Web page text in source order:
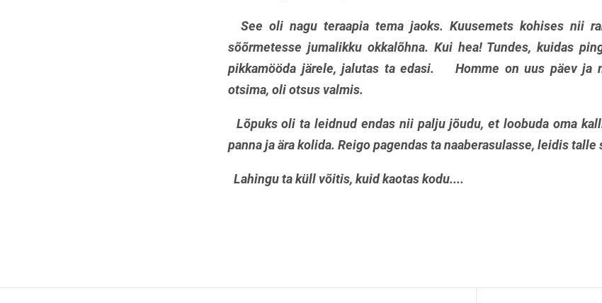
See oli nagu teraapia tema jaoks. Kuusemets kohises nii
sõõrmetesse jumalikku okkalõhna. Kui hea! Tundes, kuidas
pikkamööda järele, jalutas ta edasi. Homme on uus päev ja
otsima, oli otsus valmis.
Lõpuks oli ta leidnud endas nii palju jõudu, et loobuda oma
panna ja ära kolida. Reigo pagendas ta naaberasulasse, leidis
Lahingu ta küll võitis, kuid kaotas kodu....